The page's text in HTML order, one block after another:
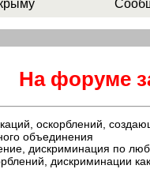
На форуме
оскорблений,
объединения
дискриминация по
дискриминации